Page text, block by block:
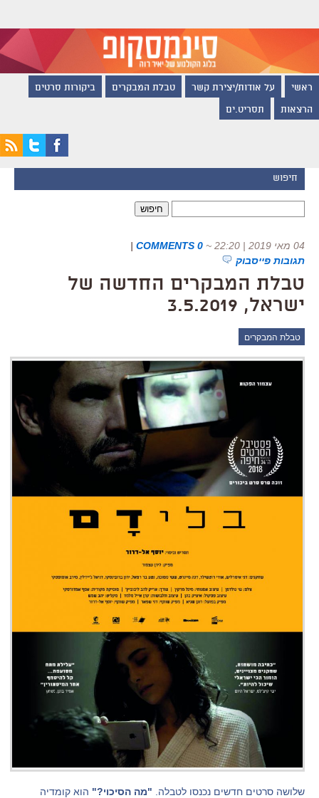
ראשי על אודות/יצירת קשר טבלת המבקרים ביקורות סרטים
הרצאות תסריט.ים
חיפוש
04 מאי 2019 | 22:20 ~
0 COMMENTS
|
תגובות פייסבוק
טבלת המבקרים החדשה של
ישראל, 3.5.2019
טבלת המבקרים
שלושה סרטים חדשים נכנסו לטבלה. "מה הסיכוי?" הוא קומדיה